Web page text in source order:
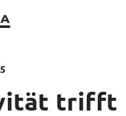
trifft